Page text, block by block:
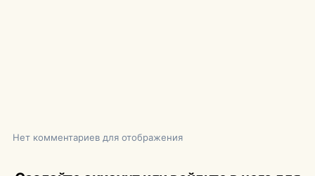
Нет комментариев для отображения